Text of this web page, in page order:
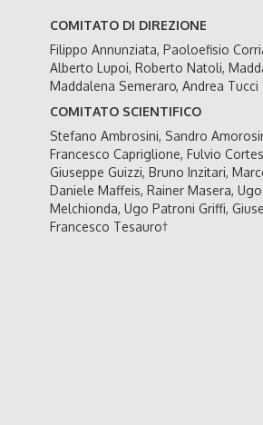
COMITATO DI DIREZIONE
Filippo Annunziata, Paoloefisio
Alberto Lupoi, Roberto Natoli,
Maddalena Semeraro, Andrea Tucci
COMITATO SCIENTIFICO
Stefano Ambrosini, Sandro
Francesco Capriglione, Fulvio
Giuseppe Guizzi, Bruno Inzitari,
Daniele Maffeis, Rainer Masera,
Melchionda, Ugo Patroni Griffi,
Francesco Tesauro†